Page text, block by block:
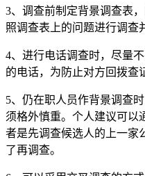
3、调查前制定背景调查表
照调查表上的问题进行调查
4、进行电话调查时，尽量
的电话，为防止对方回拨查
5、仍在职人员作背景调查
须格外慎重。个人建议可以
者是先调查候选人的上一家
了再调查。